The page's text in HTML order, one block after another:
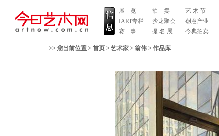
展 览
IART专栏
赛 事
拍 卖
沙龙聚会
提 名 展
艺 术 节
创意产业
今典拍卖
>> 您当前位置 > 首页 > 艺术家 > 翁伟 > 作品库